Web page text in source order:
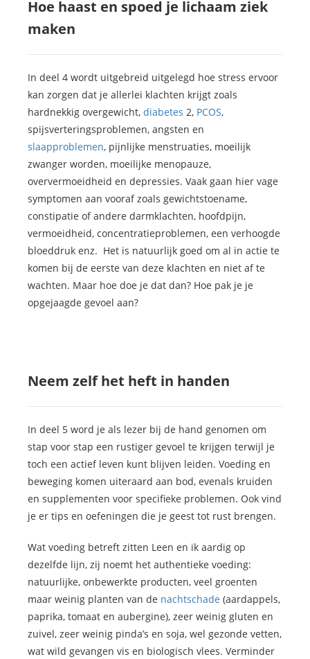
Hoe haast en spoed je lichaam ziek
maken
In deel 4 wordt uitgebreid uitgelegd hoe stress ervoor
kan zorgen dat je allerlei klachten krijgt zoals
hardnekkig overgewicht, diabetes 2, PCOS,
spijsverteringsproblemen, angsten en
slaapproblemen, pijnlijke menstruaties, moeilijk
zwanger worden, moeilijke menopauze,
oververmoeidheid en depressies. Vaak gaan hier vage
symptomen aan vooraf zoals gewichtstoename,
constipatie of andere darmklachten, hoofdpijn,
vermoeidheid, concentratieproblemen, een verhoogde
bloeddruk enz. Het is natuurlijk goed om al in actie te
komen bij de eerste van deze klachten en niet af te
wachten. Maar hoe doe je dat dan? Hoe pak je je
opgejaagde gevoel aan?
Neem zelf het heft in handen
In deel 5 word je als lezer bij de hand genomen om
stap voor stap een rustiger gevoel te krijgen terwijl je
toch een actief leven kunt blijven leiden. Voeding en
beweging komen uiteraard aan bod, evenals kruiden
en supplementen voor specifieke problemen. Ook vind
je er tips en oefeningen die je geest tot rust brengen.
Wat voeding betreft zitten Leen en ik aardig op
dezelfde lijn, zij noemt het authentieke voeding:
natuurlijke, onbewerkte producten, veel groenten
maar weinig planten van de nachtschade (aardappels,
paprika, tomaat en aubergine), zeer weinig gluten en
zuivel, zeer weinig pinda’s en soja, wel gezonde vetten,
wat wild gevangen vis en biologisch vlees. Verminder